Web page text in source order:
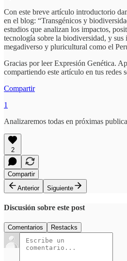
Con este breve artículo introductorio
en el blog: “Transgénicos y
estudios que analizan los impactos,
tecnología sobre la biodiversidad, y sus
megadiverso y pluricultural como el
Gracias por leer Expresión Genética.
compartiendo este artículo en tus redes
Compartir
1
Analizaremos todas en próximas
2
Compartir
Anterior
Siguiente
Discusión sobre este post
Comentarios Restacks